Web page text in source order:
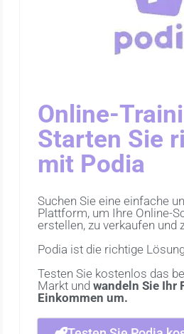
Online-
Starten Sie
mit Podia
Suchen Sie eine einfache
Plattform, um Ihre Online-
erstellen, zu verkaufen und
Podia ist die richtige
Testen Sie kostenlos das
Markt undwandeln Sie Ihr
Einkommen um.